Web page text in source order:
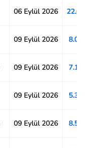
06 Eylül 2026
09 Eylül 2026
09 Eylül 2026
09 Eylül 2026
09 Eylül 2026